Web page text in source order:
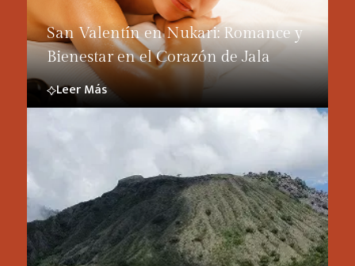
San Valentín en Nukari: Romance y
Bienestar en el Corazón de Jala
Leer Más